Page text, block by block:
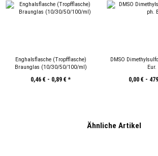
Enghalsflasche (Tropfflasche)
Braunglas (10/30/50/100/ml)
0,46 € - 0,89 €*
DMSO
Eur.
0,00 € -
Ähnliche Artikel